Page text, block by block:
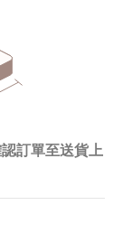
訂單至送貨上